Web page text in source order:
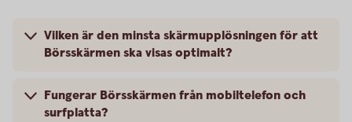
Vilken är den minsta skärmupplösningen för att
Börsskärmen ska visas optimalt?
Fungerar Börsskärmen från mobiltelefon och
surfplatta?